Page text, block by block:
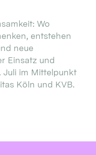
Wo
entstehen
neue
Einsatz und
Juli im Mittelpunkt
Köln und KVB.